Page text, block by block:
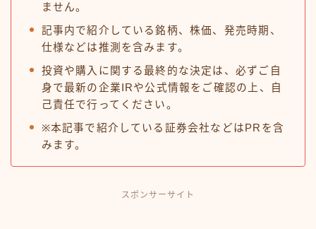
ません。
記事内で紹介している銘柄、株価、発売時期、
仕様などは推測を含みます。
投資や購入に関する最終的な決定は、必ずご自
身で最新の企業IRや公式情報をご確認の上、自
己責任で行ってください。
※本記事で紹介している証券会社などはPRを含
みます。
スポンサーサイト